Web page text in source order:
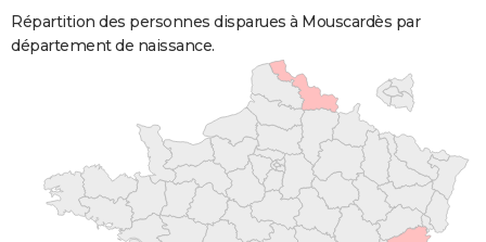
Répartition des personnes disparues à Mouscardès par
département de naissance.